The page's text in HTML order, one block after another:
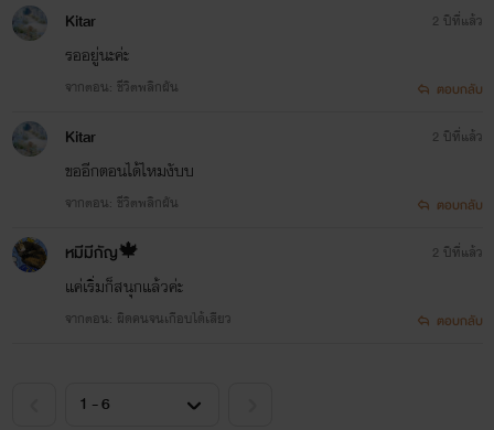
Jutharat
Kitar
รออยู่นะค่ะ
จากตอน: ชีวิตพลิกผัน
2 ปีที่แล้ว
ตอบกลับ
Kitar
ขออีกตอนได้ไหมงับบ
จากตอน: ชีวิตพลิกผัน
2 ปีที่แล้ว
ตอบกลับ
หมีมีกัญ🍁
แค่เริ่มก็สนุกแล้วค่ะ
จากตอน: ผิดคนจนเกือบได้เสียว
2 ปีที่แล้ว
ตอบกลับ